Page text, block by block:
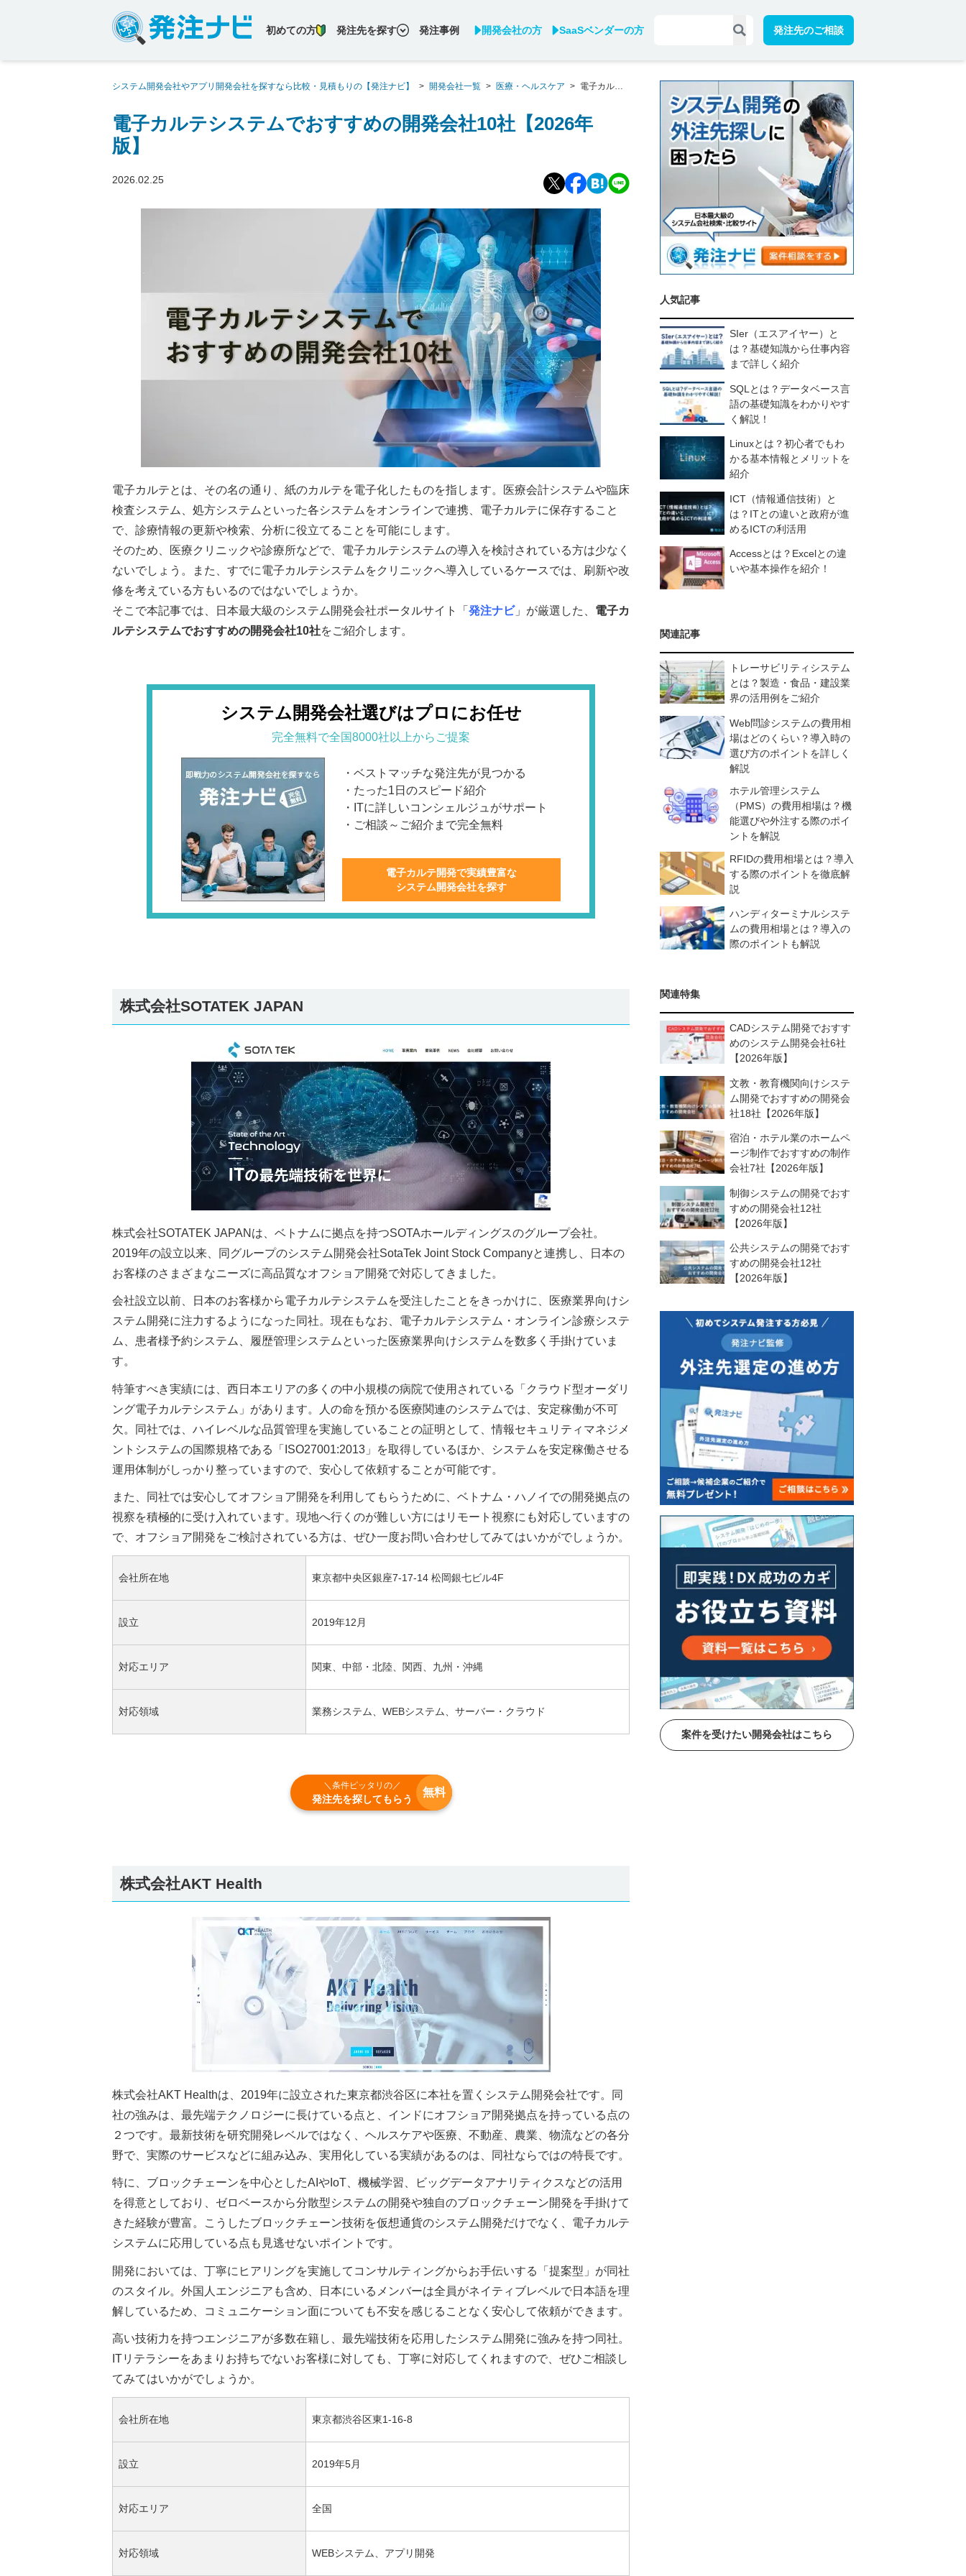
初めての方 発注先を探す 発注事例 開発会社の方 SaaSベンダーの方 発注先のご相談
システム開発会社やアプリ開発会社を探すなら比較・見積もりの【発注ナビ】 > 開発会社一覧 > 医療・ヘルスケア > 電子カルテ
電子カルテシステムでおすすめの開発会社10社【2026年
版】
2026.02.25
電子カルテとは、その名の通り、紙のカルテを電子化したものを指します。医療会計システムや臨床
検査システム、処方システムといった各システムをオンラインで連携、電子カルテに保存すること
で、診療情報の更新や検索、分析に役立てることを可能にします。
そのため、医療クリニックや診療所などで、電子カルテシステムの導入を検討されている方は少なく
ないでしょう。また、すでに電子カルテシステムをクリニックへ導入しているケースでは、刷新や改
修を考えている方もいるのではないでしょうか。
そこで本記事では、日本最大級のシステム開発会社ポータルサイト「 発注ナビ」が厳選した、 電子カ
ルテシステムでおすすめの開発会社10社をご紹介します。
システム開発会社選びはプロにお任せ
完全無料で全国8000社以上からご提案
・ベストマッチな発注先が見つかる
・たった1日のスピード紹介
・ITに詳しいコンシェルジュがサポート
・ご相談～ご紹介まで完全無料
電子カルテ開発で実績豊富な
システム開発会社を探す
株式会社SOTATEK JAPAN
株式会社SOTATEK JAPANは、ベトナムに拠点を持つSOTAホールディングスのグループ会社。
2019年の設立以来、同グループのシステム開発会社SotaTek Joint Stock Companyと連携し、日本の
お客様のさまざまなニーズに高品質なオフショア開発で対応してきました。
会社設立以前、日本のお客様から電子カルテシステムを受注したことをきっかけに、医療業界向けシ
ステム開発に注力するようになった同社。現在もなお、電子カルテシステム・オンライン診療システ
ム、患者様予約システム、履歴管理システムといった医療業界向けシステムを数多く手掛けていま
す。
特筆すべき実績には、西日本エリアの多くの中小規模の病院で使用されている「クラウド型オーダリ
ング電子カルテシステム」があります。人の命を預かる医療関連のシステムでは、安定稼働が不可
欠。同社では、ハイレベルな品質管理を実施していることの証明として、情報セキュリティマネジメ
ントシステムの国際規格である「ISO27001:2013」を取得しているほか、システムを安定稼働させる
運用体制がしっかり整っていますので、安心して依頼することが可能です。
また、同社では安心してオフショア開発を利用してもらうために、ベトナム・ハノイでの開発拠点の
視察を積極的に受け入れています。現地へ行くのが難しい方にはリモート視察にも対応していますの
で、オフショア開発をご検討されている方は、ぜひ一度お問い合わせしてみてはいかがでしょうか。
会社所在地 東京都中央区銀座7-17-14 松岡銀七ビル4F
設立 2019年12月
対応エリア 関東、中部・北陸、関西、九州・沖縄
対応領域 業務システム、WEBシステム、サーバー・クラウド
＼条件ピッタリの／
発注先を探してもらう
無料
株式会社AKT Health
株式会社AKT Healthは、2019年に設立された東京都渋谷区に本社を置くシステム開発会社です。同
社の強みは、最先端テクノロジーに長けている点と、インドにオフショア開発拠点を持っている点の
２つです。最新技術を研究開発レベルではなく、ヘルスケアや医療、不動産、農業、物流などの各分
野で、実際のサービスなどに組み込み、実用化している実績があるのは、同社ならではの特長です。
特に、ブロックチェーンを中心としたAIやIoT、機械学習、ビッグデータアナリティクスなどの活用
を得意としており、ゼロベースから分散型システムの開発や独自のブロックチェーン開発を手掛けて
きた経験が豊富。こうしたブロックチェーン技術を仮想通貨のシステム開発だけでなく、電子カルテ
システムに応用している点も見逃せないポイントです。
開発においては、丁寧にヒアリングを実施してコンサルティングからお手伝いする「提案型」が同社
のスタイル。外国人エンジニアも含め、日本にいるメンバーは全員がネイティブレベルで日本語を理
解しているため、コミュニケーション面についても不安を感じることなく安心して依頼ができます。
高い技術力を持つエンジニアが多数在籍し、最先端技術を応用したシステム開発に強みを持つ同社。
ITリテラシーをあまりお持ちでないお客様に対しても、丁寧に対応してくれますので、ぜひご相談し
てみてはいかがでしょうか。
会社所在地 東京都渋谷区東1-16-8
設立 2019年5月
対応エリア 全国
対応領域 WEBシステム、アプリ開発
人気記事
SIer（エスアイヤー）と
は？基礎知識から仕事内容
まで詳しく紹介
SQLとは？データベース言
語の基礎知識をわかりやす
く解説！
Linuxとは？初心者でもわ
かる基本情報とメリットを
紹介
ICT（情報通信技術）と
は？ITとの違いと政府が進
めるICTの利活用
Accessとは？Excelとの違
いや基本操作を紹介！
関連記事
トレーサビリティシステム
とは？製造・食品・建設業
界の活用例をご紹介
Web問診システムの費用相
場はどのくらい？導入時の
選び方のポイントを詳しく
解説
ホテル管理システム
（PMS）の費用相場は？機
能選びや外注する際のポイ
ントを解説
RFIDの費用相場とは？導入
する際のポイントを徹底解
説
ハンディターミナルシステ
ムの費用相場とは？導入の
際のポイントも解説
関連特集
CADシステム開発でおすす
めのシステム開発会社6社
【2026年版】
文教・教育機関向けシステ
ム開発でおすすめの開発会
社18社【2026年版】
宿泊・ホテル業のホームペ
ージ制作でおすすめの制作
会社7社【2026年版】
制御システムの開発でおす
すめの開発会社12社
【2026年版】
公共システムの開発でおす
すめの開発会社12社
【2026年版】
案件を受けたい開発会社はこちら